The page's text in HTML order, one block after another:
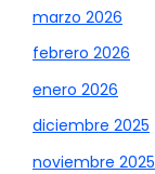
marzo 2026
febrero 2026
enero 2026
diciembre 2025
noviembre 2025